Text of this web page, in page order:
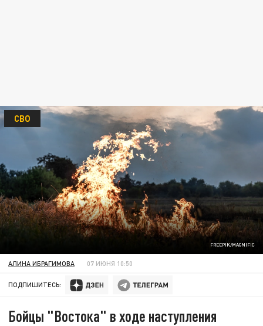
FREEPIK/MAGNIFIC
СВО
АЛИНА ИБРАГИМОВА 07 ИЮНЯ 10:50
ПОДПИШИТЕСЬ:
Бойцы "Востока" в ходе наступления